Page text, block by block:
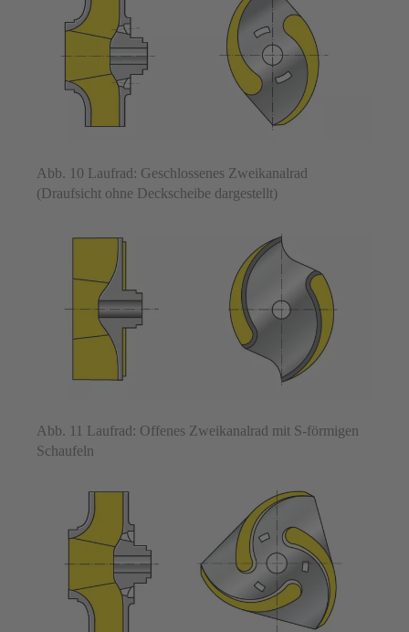
Abb. 10 Laufrad: Geschlossenes Zweikanalrad
(Draufsicht ohne Deckscheibe dargestellt)
Abb. 11 Laufrad: Offenes Zweikanalrad mit S-förmigen
Schaufeln